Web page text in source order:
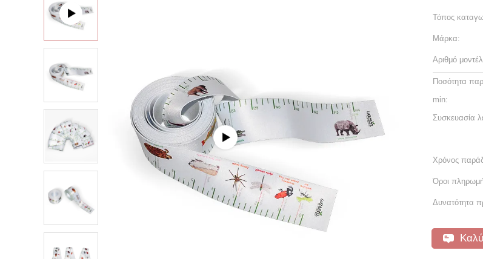
Τόπος
Μάρκα:
Αριθμό
Ποσότητα
min:
Συσκευασία
Χρόνος
Όροι
Δυνατότητα